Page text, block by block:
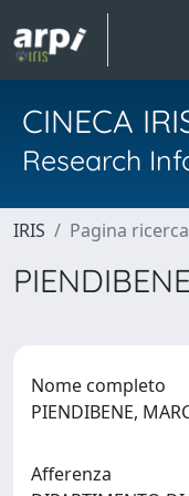
CINECA
Research
IRIS Pagina
Nome completo
PIENDIBENE,
Afferenza